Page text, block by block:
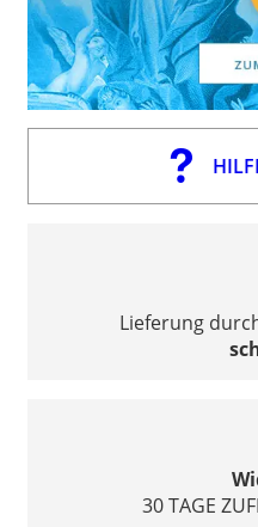
Lieferung
30 TAGE